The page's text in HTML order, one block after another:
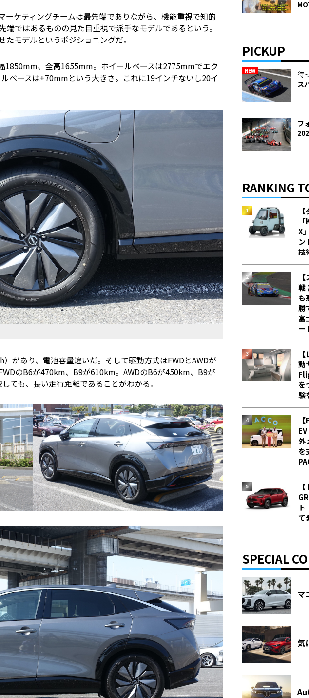
ーケティングチームは最先端でありながら、機能重視で知的
ではあるものの見た目重視で派手なモデルであるという。
モデルというポジショニングだ。
1850mm、全高1655mm。ホイールベースは2775mmでエク
ベースは+70mmという大きさ。これに19インチないし20イ
があり、電池容量違いだ。そして駆動方式はFWDとAWDが
のB6が470km、B9が610km。AWDのB6が450km、B9が
ても、長い走行距離であることがわかる。
PICKUP
NEW
待
ス
フ
RANKING
X
ン
技
戦
も
勝
富
ー
動
を
験
外
を
て
SPECIAL
マ
気